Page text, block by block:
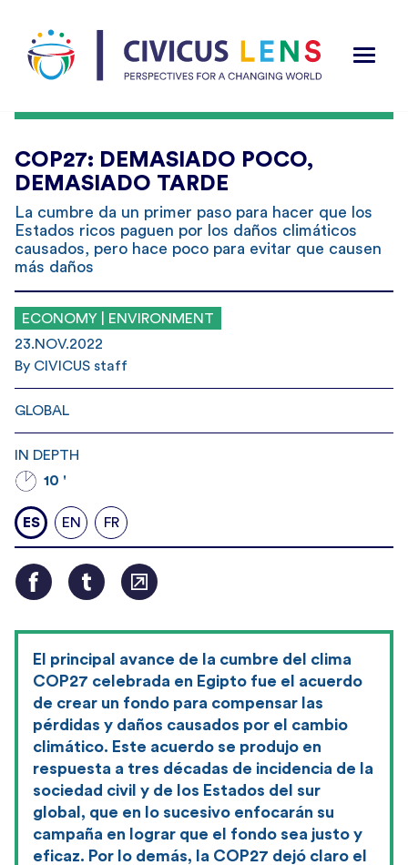
COP27: DEMASIADO POCO,
DEMASIADO TARDE
La cumbre da un primer paso para hacer que los
Estados ricos paguen por los daños climáticos
causados, pero hace poco para evitar que causen
más daños
ECONOMY | ENVIRONMENT
23.NOV.2022
By CIVICUS staff
GLOBAL
IN DEPTH
10 '
ES EN FR
El principal avance de la cumbre del clima
COP27 celebrada en Egipto fue el acuerdo
de crear un fondo para compensar las
pérdidas y daños causados por el cambio
climático. Este acuerdo se produjo en
respuesta a tres décadas de incidencia de la
sociedad civil y de los Estados del sur
global, que en lo sucesivo enfocarán su
campaña en lograr que el fondo sea justo y
eficaz. Por lo demás, la COP27 dejó claro el